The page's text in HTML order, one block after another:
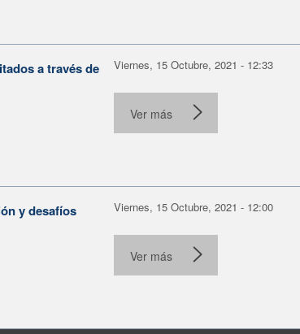
a través de
Viernes, 15 Octubre, 2021 - 12:33
Ver más
y desafíos
Viernes, 15 Octubre, 2021 - 12:00
Ver más